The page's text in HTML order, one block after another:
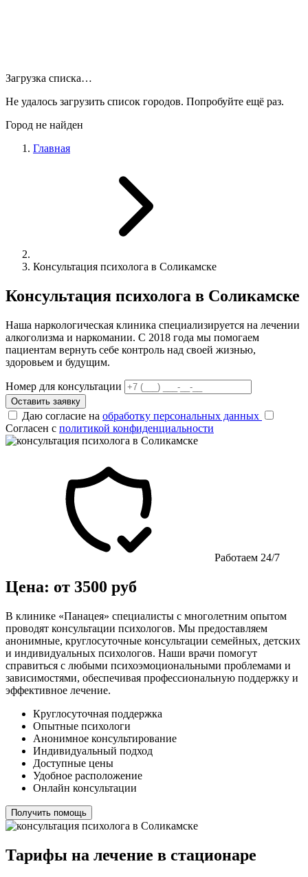
Загрузка списка…
Не удалось загрузить список городов. Попробуйте ещё раз.
Город не найден
Главная
Консультация психолога в Соликамске
Консультация психолога в Соликамске
Наша наркологическая клиника специализируется на лечении
алкоголизма и наркомании. С 2018 года мы помогаем
пациентам вернуть себе контроль над своей жизнью,
здоровьем и будущим.
Номер для консультации
Оставить заявку
Даю согласие на обработку персональных данных
Согласен с политикой конфиденциальности
Работаем 24/7
Цена: от 3500 руб
В клинике «Панацея» специалисты с многолетним опытом
проводят консультации психологов. Мы предоставляем
анонимные, круглосуточные консультации семейных, детских
и индивидуальных психологов. Наши врачи помогут
справиться с любыми психоэмоциональными проблемами и
зависимостями, обеспечивая профессиональную поддержку и
эффективное лечение.
Круглосуточная поддержка
Опытные психологи
Анонимное консультирование
Индивидуальный подход
Доступные цены
Удобное расположение
Онлайн консультации
Получить помощь
Тарифы на лечение в стационаре